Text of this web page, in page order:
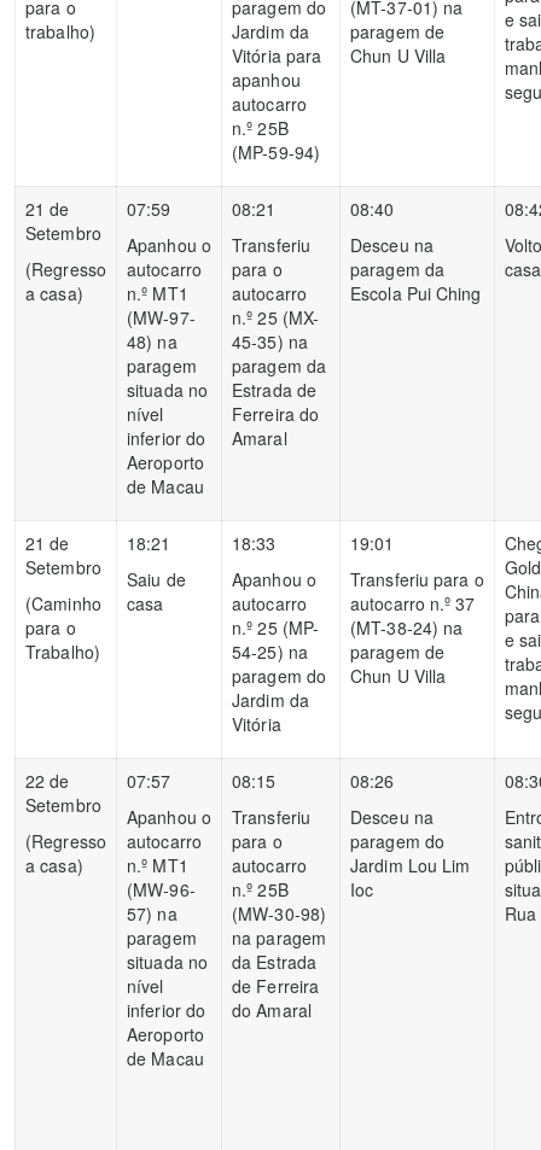
para o
trabalho)
paragem do
Jardim da
Vitória para
apanhou
autocarro
n.º 25B
(MP-59-94)
(MT-37-01) na
paragem de
Chun U Villa
e
21 de
Setembro
(Regresso
a casa)
07:59
Apanhou o
autocarro
n.º MT1
(MW-97-
48) na
paragem
situada no
nível
inferior do
Aeroporto
de Macau
08:21
Transferiu
para o
autocarro
n.º 25 (MX-
45-35) na
paragem da
Estrada de
Ferreira do
Amaral
08:40
Desceu na
paragem da
Escola Pui Ching
casa
21 de
Setembro
(Caminho
para o
Trabalho)
18:21
Saiu de
casa
18:33
Apanhou o
autocarro
n.º 25 (MP-
54-25) na
paragem do
Jardim da
Vitória
19:01
Transferiu para o
autocarro n.º 37
(MT-38-24) na
paragem de
Chun U Villa
e
22 de
Setembro
(Regresso
a casa)
07:57
Apanhou o
autocarro
n.º MT1
(MW-96-
57) na
paragem
situada no
nível
inferior do
Aeroporto
de Macau
08:15
Transferiu
para o
autocarro
n.º 25B
(MW-30-98)
na paragem
da Estrada
de Ferreira
do Amaral
08:26
Desceu na
paragem do
Jardim Lou Lim
Ioc